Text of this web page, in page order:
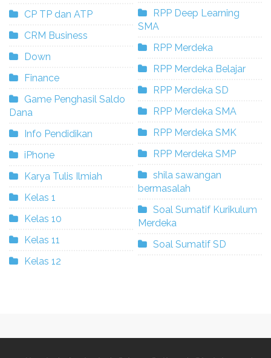
CP TP dan ATP
CRM Business
Down
Finance
Game Penghasil Saldo
Dana
Info Pendidikan
iPhone
Karya Tulis Ilmiah
Kelas 1
Kelas 10
Kelas 11
Kelas 12
RPP Deep Learning
SMA
RPP Merdeka
RPP Merdeka Belajar
RPP Merdeka SD
RPP Merdeka SMA
RPP Merdeka SMK
RPP Merdeka SMP
shila sawangan
bermasalah
Soal Sumatif Kurikulum
Merdeka
Soal Sumatif SD